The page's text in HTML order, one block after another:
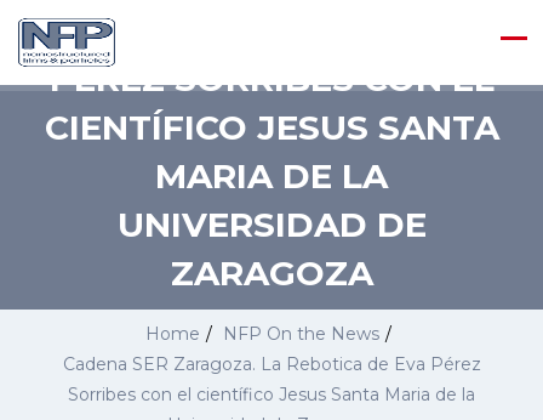
LA REBOTICA DE EVA
PÉREZ SORRIBES CON EL
CIENTÍFICO JESUS SANTA
MARIA DE LA
UNIVERSIDAD DE
ZARAGOZA
Home / NFP On the News /
Cadena SER Zaragoza. La Rebotica de Eva Pérez
Sorribes con el científico Jesus Santa Maria de la